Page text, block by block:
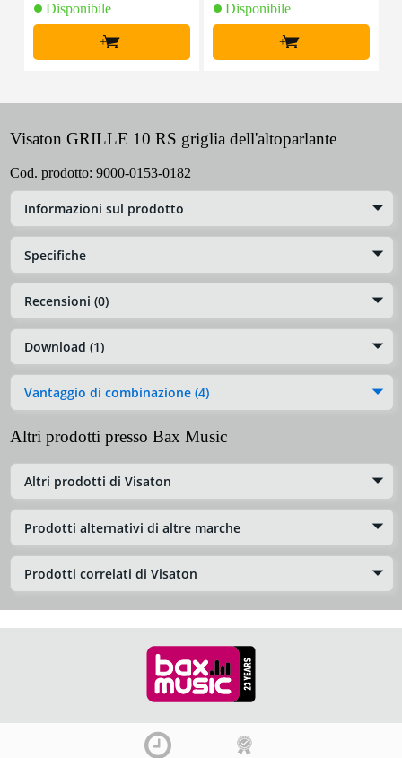
Disponibile
+
Disponibile
+
Visaton GRILLE 10 RS griglia dell'altoparlante
Cod. prodotto: 9000-0153-0182
Informazioni sul prodotto
Specifiche
Recensioni (0)
Download (1)
Vantaggio di combinazione (4)
Altri prodotti presso Bax Music
Altri prodotti di Visaton
Prodotti alternativi di altre marche
Prodotti correlati di Visaton